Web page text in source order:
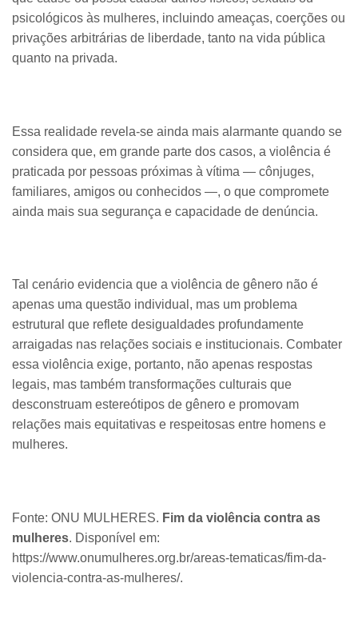
psicológicos às mulheres, incluindo ameaças, coerções ou
privações arbitrárias de liberdade, tanto na vida pública
quanto na privada.
Essa realidade revela-se ainda mais alarmante quando se
considera que, em grande parte dos casos, a violência é
praticada por pessoas próximas à vítima — cônjuges,
familiares, amigos ou conhecidos —, o que compromete
ainda mais sua segurança e capacidade de denúncia.
Tal cenário evidencia que a violência de gênero não é
apenas uma questão individual, mas um problema
estrutural que reflete desigualdades profundamente
arraigadas nas relações sociais e institucionais. Combater
essa violência exige, portanto, não apenas respostas
legais, mas também transformações culturais que
desconstruam estereótipos de gênero e promovam
relações mais equitativas e respeitosas entre homens e
mulheres.
Fonte: ONU MULHERES. Fim da violência contra as
mulheres. Disponível em:
https://www.onumulheres.org.br/areas-tematicas/fim-da-
violencia-contra-as-mulheres/.